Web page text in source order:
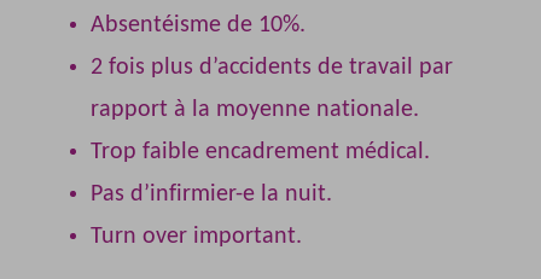
Absentéisme de 10%.
2 fois plus d’accidents de travail par
rapport à la moyenne nationale.
Trop faible encadrement médical.
Pas d’infirmier-e la nuit.
Turn over important.